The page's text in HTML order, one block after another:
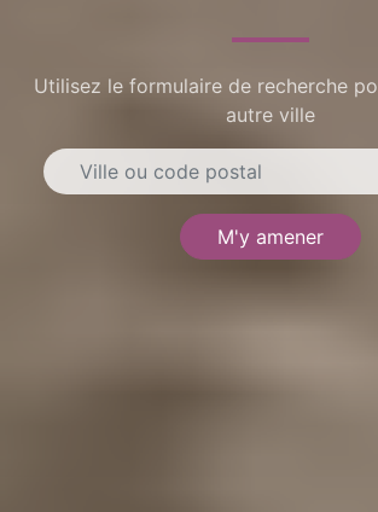
Utilisez le formulaire de recherche
autre ville
M'y amener